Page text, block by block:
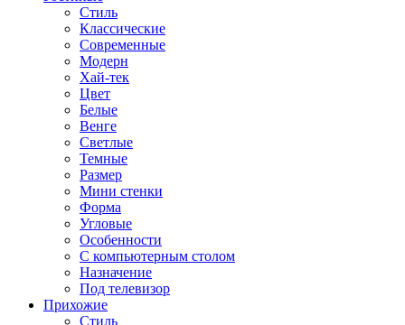
Стиль
Классические
Современные
Модерн
Хай-тек
Цвет
Белые
Венге
Светлые
Темные
Размер
Мини стенки
Форма
Угловые
Особенности
С компьютерным столом
Назначение
Под телевизор
Прихожие
Стиль